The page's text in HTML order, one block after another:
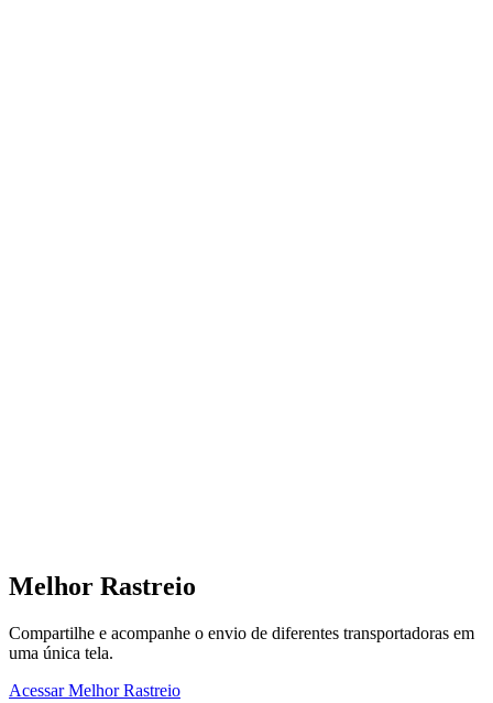
Melhor Rastreio
Compartilhe e acompanhe o envio de diferentes transportadoras em
uma única tela.
Acessar Melhor Rastreio